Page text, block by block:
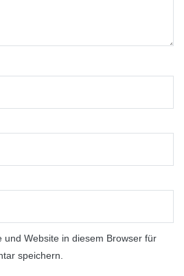
und Website in diesem Browser für
speichern.